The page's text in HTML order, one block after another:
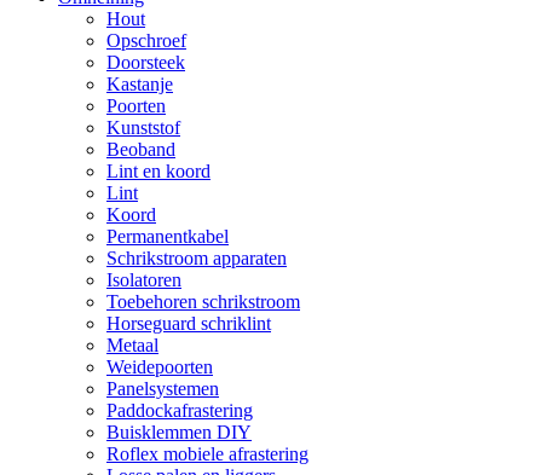
Hout
Opschroef
Doorsteek
Kastanje
Poorten
Kunststof
Beoband
Lint en koord
Lint
Koord
Permanentkabel
Schrikstroom apparaten
Isolatoren
Toebehoren schrikstroom
Horseguard schriklint
Metaal
Weidepoorten
Panelsystemen
Paddockafrastering
Buisklemmen DIY
Roflex mobiele afrastering